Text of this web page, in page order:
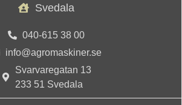
Svedala
040-615 38 00
info@agromaskiner.se
Svarvaregatan 13
233 51 Svedala